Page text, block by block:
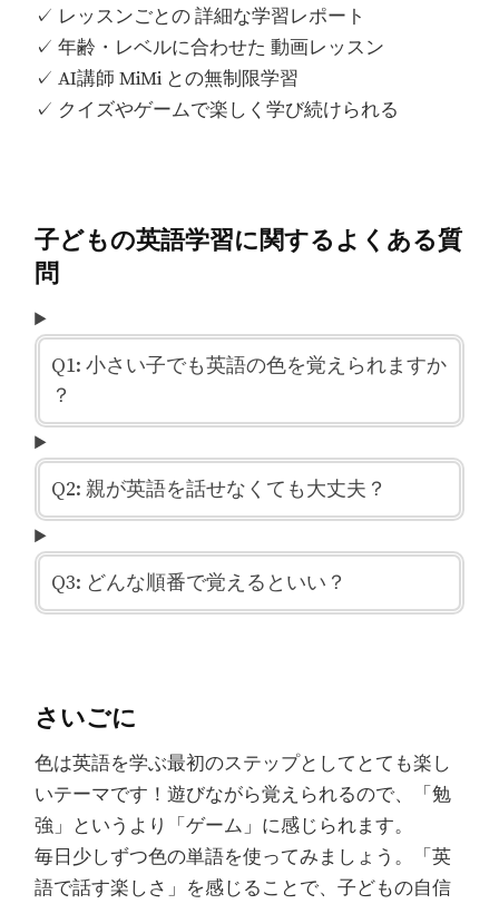
✓ レッスンごとの 詳細な学習レポート
✓ 年齢・レベルに合わせた 動画レッスン
✓ AI講師 MiMi との無制限学習
✓ クイズやゲームで楽しく学び続けられる
子どもの英語学習に関するよくある質
問
Q1: 小さい子でも英語の色を覚えられますか
？
Q2: 親が英語を話せなくても大丈夫？
Q3: どんな順番で覚えるといい？
さいごに
色は英語を学ぶ最初のステップとしてとても楽し
いテーマです！遊びながら覚えられるので、「勉
強」というより「ゲーム」に感じられます。
毎日少しずつ色の単語を使ってみましょう。「英
語で話す楽しさ」を感じることで、子どもの自信